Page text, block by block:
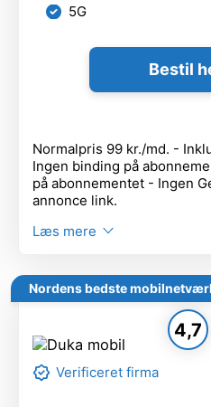
5G
Bestil
Normalpris 99 kr./md. -
Ingen binding på
på abonnementet - Ingen
annonce link.
Læs mere
Nordens bedste
4,7
Verificeret firma